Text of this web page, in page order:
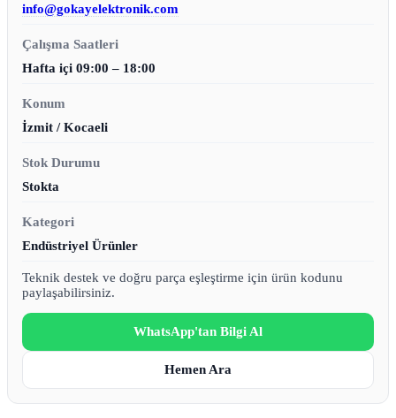
info@gokayelektronik.com
Çalışma Saatleri
Hafta içi 09:00 – 18:00
Konum
İzmit / Kocaeli
Stok Durumu
Stokta
Kategori
Endüstriyel Ürünler
Teknik destek ve doğru parça eşleştirme için ürün kodunu
paylaşabilirsiniz.
WhatsApp'tan Bilgi Al
Hemen Ara